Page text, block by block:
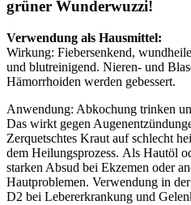
grüner Wunderwuzzi!
Verwendung als Hausmittel:
Wirkung: Fiebersenkend,
und blutreinigend. Nieren- und
Hämorrhoiden werden gebessert.
Anwendung: Abkochung trinken
Das wirkt gegen
Zerquetschtes Kraut auf schlecht
dem Heilungsprozess. Als Hautöl
starken Absud bei Ekzemen oder
Hautproblemen. Verwendung in
D2 bei Lebererkrankung und